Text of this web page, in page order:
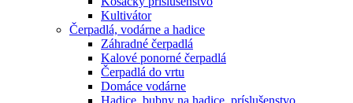
Kultivátor
Čerpadlá, vodárne a hadice
Záhradné čerpadlá
Kalové ponorné čerpadlá
Čerpadlá do vrtu
Domáce vodárne
Hadice, bubny na hadice, príslušenstvo